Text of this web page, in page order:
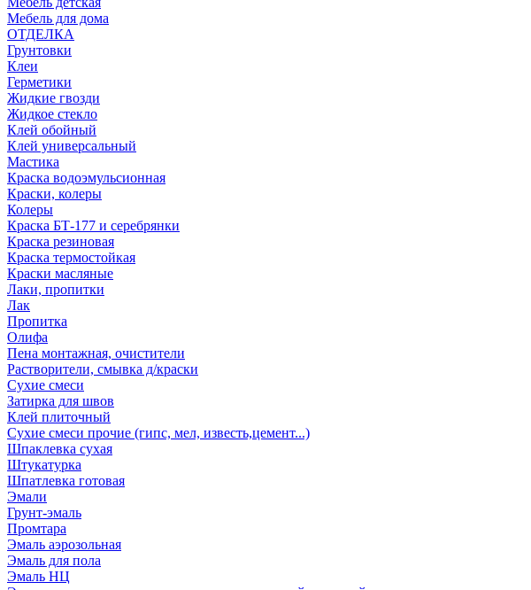
Мебель для дома
ОТДЕЛКА
Грунтовки
Клеи
Герметики
Жидкие гвозди
Жидкое стекло
Клей обойный
Клей универсальный
Мастика
Краска водоэмульсионная
Краски, колеры
Колеры
Краска БТ-177 и серебрянки
Краска резиновая
Краска термостойкая
Краски масляные
Лаки, пропитки
Лак
Пропитка
Олифа
Пена монтажная, очистители
Растворители, смывка д/краски
Сухие смеси
Затирка для швов
Клей плиточный
Сухие смеси прочие (гипс, мел, известь,цемент...)
Шпаклевка сухая
Штукатурка
Шпатлевка готовая
Эмали
Грунт-эмаль
Промтара
Эмаль аэрозольная
Эмаль для пола
Эмаль НЦ